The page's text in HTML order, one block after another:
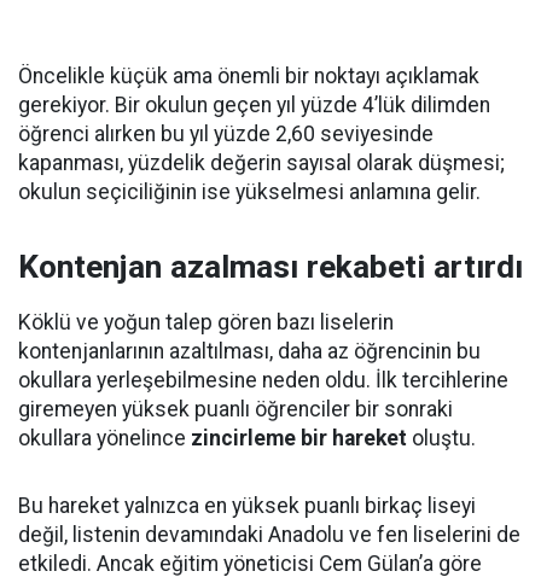
Öncelikle küçük ama önemli bir noktayı açıklamak
gerekiyor. Bir okulun geçen yıl yüzde 4’lük dilimden
öğrenci alırken bu yıl yüzde 2,60 seviyesinde
kapanması, yüzdelik değerin sayısal olarak düşmesi;
okulun seçiciliğinin ise yükselmesi anlamına gelir.
Kontenjan azalması rekabeti artırdı
Köklü ve yoğun talep gören bazı liselerin
kontenjanlarının azaltılması, daha az öğrencinin bu
okullara yerleşebilmesine neden oldu. İlk tercihlerine
giremeyen yüksek puanlı öğrenciler bir sonraki
okullara yönelince zincirleme bir hareket oluştu.
Bu hareket yalnızca en yüksek puanlı birkaç liseyi
değil, listenin devamındaki Anadolu ve fen liselerini de
etkiledi. Ancak eğitim yöneticisi Cem Gülan’a göre